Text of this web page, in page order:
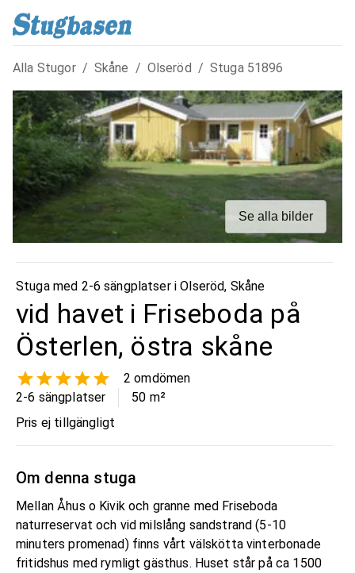
Alla Stugor / Skåne / Olseröd / Stuga 51896
Se alla bilder
Stuga med 2-6 sängplatser iOlseröd, Skåne
vid havet i Friseboda på
Österlen, östra skåne
2 omdömen
2-6 sängplatser
50 m²
Pris ej tillgängligt
Om denna stuga
Mellan Åhus o Kivik och granne med Friseboda
naturreservat och vid milslång sandstrand (5-10
minuters promenad) finns vårt välskötta vinterbonade
fritidshus med rymligt gästhus. Huset står på ca 1500